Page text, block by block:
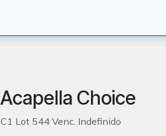
Acapella Choice
C1 Lot 544 Venc. Indefinido